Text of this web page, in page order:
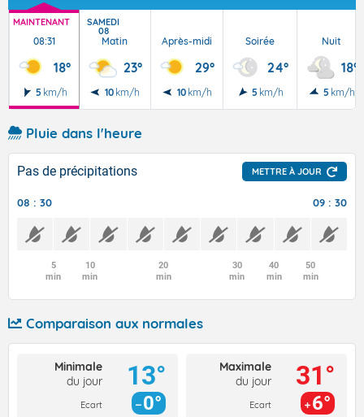
MAINTENANT
08:31
18°
5 km/h
SAMEDI
08
Matin
23°
10 km/h
Après-midi
29°
10 km/h
Soirée
24°
5 km/h
Nuit
18°
5 km/h
Pluie dans l'heure
Pas de précipitations METTRE À JOUR
08 : 30 09 : 30
5
min
10
min
20
min
30
min
40
min
50
min
Comparaison aux normales
Minimale
du jour
Ecart
13°
0°
Maximale
du jour
Ecart
31°
6°